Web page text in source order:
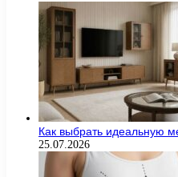
Как выбрать идеальную
25.07.2026